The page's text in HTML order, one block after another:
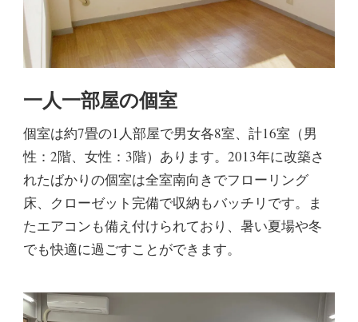
一人一部屋の個室
個室は約7畳の1人部屋で男女各8室、計16室（男
性：2階、女性：3階）あります。2013年に改築さ
れたばかりの個室は全室南向きでフローリング
床、クローゼット完備で収納もバッチリです。ま
たエアコンも備え付けられており、暑い夏場や冬
でも快適に過ごすことができます。